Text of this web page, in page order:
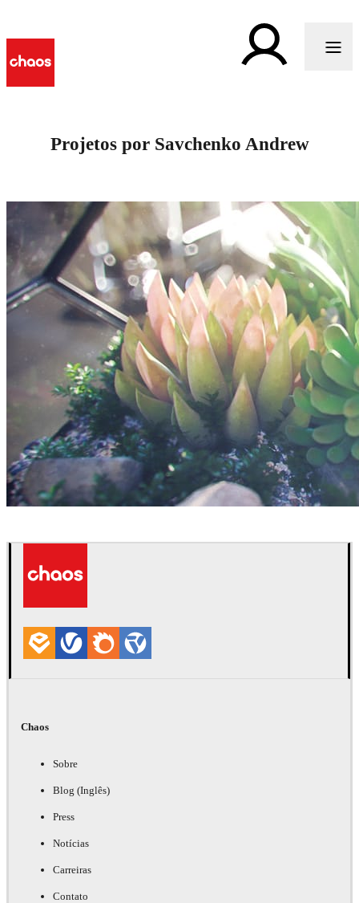
Projetos por Savchenko Andrew
Chaos
Sobre
Blog (Inglês)
Press
Notícias
Carreiras
Contato